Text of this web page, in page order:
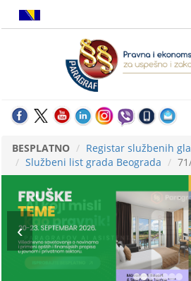
BESPLATNO
Registar službenih
Službeni list grada Beograda